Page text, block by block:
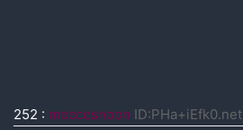
252 : moccosnoon ID:PHa+iEfk0.net